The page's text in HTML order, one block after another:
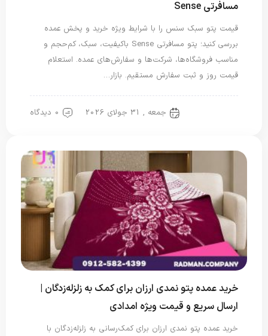
مسافرتی Sense
قیمت پتو سبک سنس را با شرایط ویژه خرید و پخش عمده
بررسی کنید؛ پتو مسافرتی Sense باکیفیت، سبک، کم‌حجم و
مناسب فروشگاه‌ها، شرکت‌ها و سفارش‌های عمده. استعلام
قیمت روز و ثبت سفارش مستقیم. بازار…
جمعه , 31 جولای 2026 0 دیدگاه
خرید عمده پتو نمدی ارزان برای کمک به زلزله‌زدگان |
ارسال سریع و قیمت ویژه امدادی
خرید عمده پتو نمدی ارزان برای کمک‌رسانی به زلزله‌زدگان با